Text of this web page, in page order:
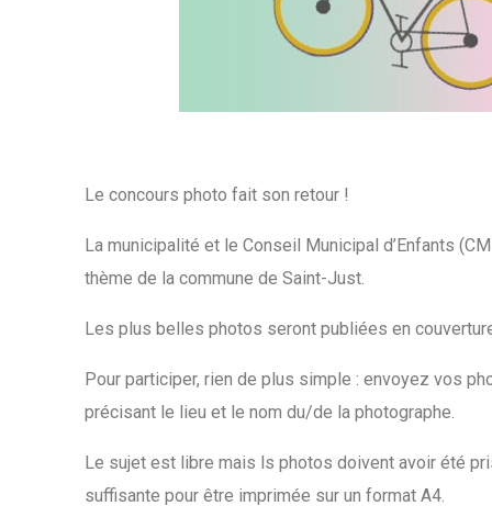
Le concours photo fait son retour !
La municipalité et le Conseil Municipal d’Enfants
thème de la commune de Saint-Just.
Les plus belles photos seront publiées en
Pour participer, rien de plus simple : envoyez vos
précisant le lieu et le nom du/de la photographe.
Le sujet est libre mais ls photos doivent avoir été
suffisante pour être imprimée sur un format A4.